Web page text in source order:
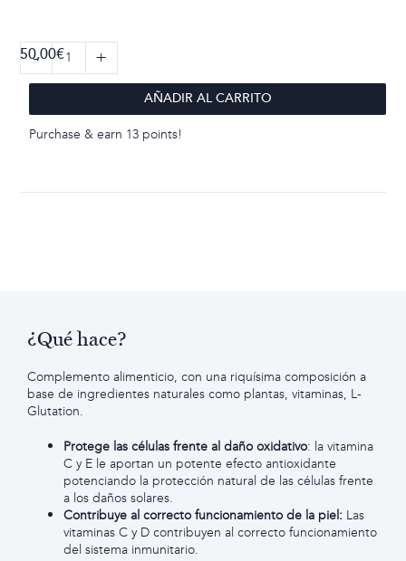
50,00€
TARA-
Soliscaps
AÑADIR AL CARRITO
Purchase & earn 13 points!
¿Qué hace?
Complemento alimenticio, con una riquísima composición a
base de ingredientes naturales como plantas, vitaminas, L-
Glutation.
Protege las células frente al daño oxidativo: la vitamina
C y E le aportan un potente efecto antioxidante
potenciando la protección natural de las células frente
a los daños solares.
Contribuye al correcto funcionamiento de la piel: Las
vitaminas C y D contribuyen al correcto funcionamiento
del sistema inmunitario.